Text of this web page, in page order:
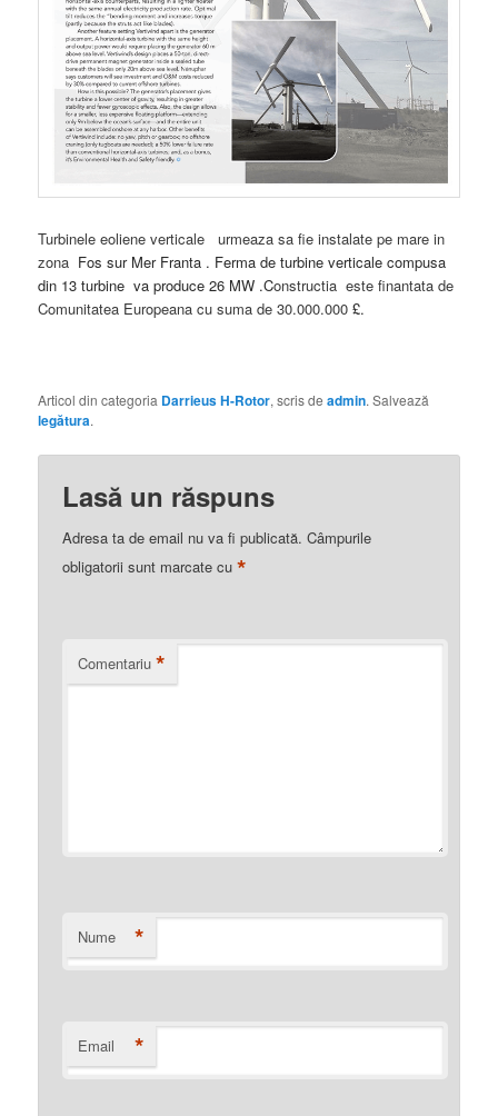
Turbinele eoliene verticale urmeaza sa fie instalate pe mare in
zona Fos sur Mer Franta . Ferma de turbine verticale compusa
din 13 turbine va produce 26 MW .Constructia este finantata de
Comunitatea Europeana cu suma de 30.000.000£.
Articol din categoria Darrieus H-Rotor, scris deadmin. Salvează
legătura.
Lasă un răspuns
Adresa ta de email nu va fi publicată. Câmpurile
obligatorii sunt marcate cu*
Comentariu *
Nume *
Email *